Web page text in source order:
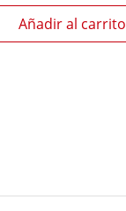
Añadir al carrito